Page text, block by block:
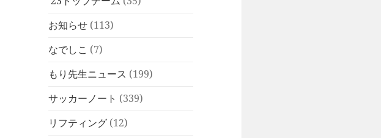
お知らせ (113)
なでしこ (7)
もり先生ニュース (199)
サッカーノート (339)
リフティング (12)